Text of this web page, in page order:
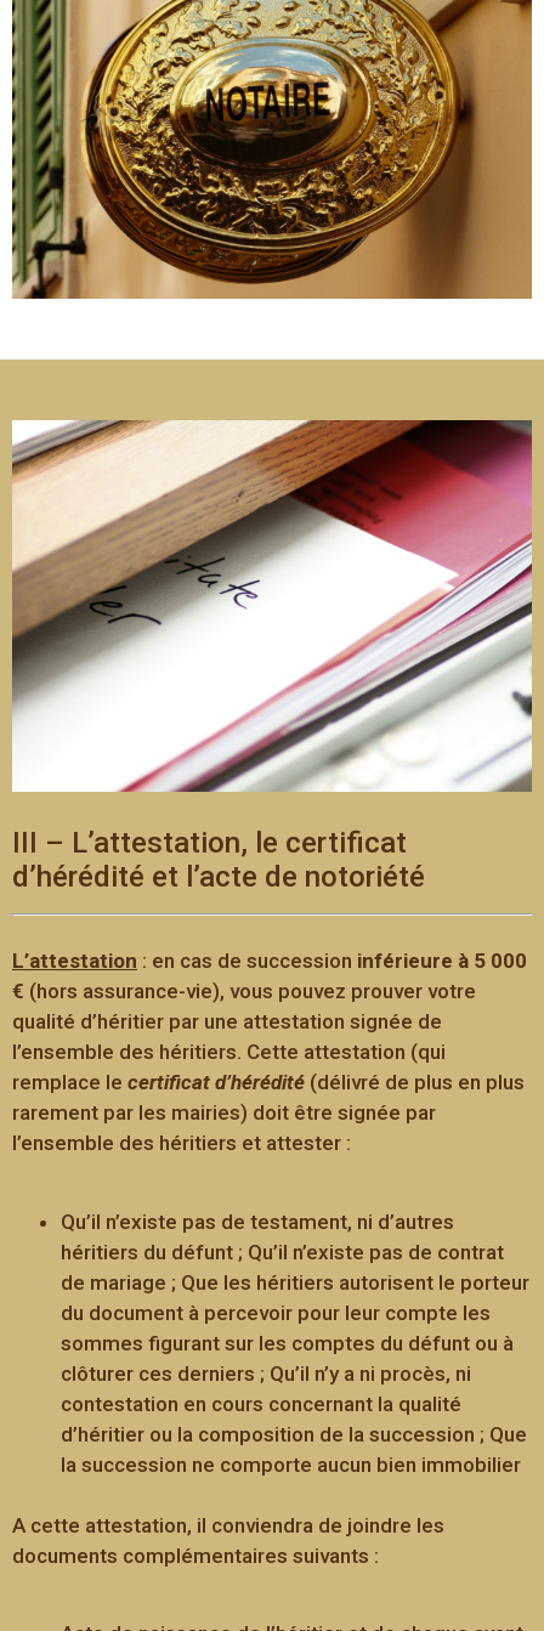
III – L’attestation, le certificat
d’hérédité et l’acte de notoriété
L’attestation : en cas de succession inférieure à 5 000
€ (hors assurance-vie), vous pouvez prouver votre
qualité d’héritier par une attestation signée de
l’ensemble des héritiers. Cette attestation (qui
remplace le certificat d’hérédité (délivré de plus en plus
rarement par les mairies) doit être signée par
l’ensemble des héritiers et attester :
Qu’il n’existe pas de testament, ni d’autres
héritiers du défunt ; Qu’il n’existe pas de contrat
de mariage ; Que les héritiers autorisent le porteur
du document à percevoir pour leur compte les
sommes figurant sur les comptes du défunt ou à
clôturer ces derniers ; Qu’il n’y a ni procès, ni
contestation en cours concernant la qualité
d’héritier ou la composition de la succession ; Que
la succession ne comporte aucun bien immobilier
A cette attestation, il conviendra de joindre les
documents complémentaires suivants :